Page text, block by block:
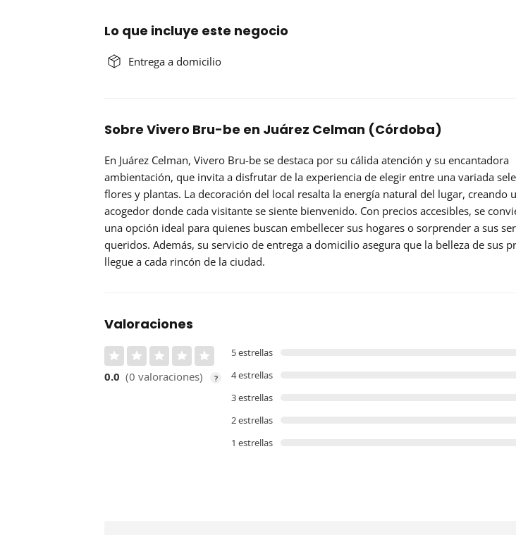
Lo que incluye este negocio
Entrega a domicilio
Sobre Vivero Bru-be en Juárez Celman (Córdoba)
En Juárez Celman, Vivero Bru-be se destaca por su cálida atención y su encantadora
ambientación, que invita a disfrutar de la experiencia de elegir entre una variada
flores y plantas. La decoración del local resalta la energía natural del lugar, creando
acogedor donde cada visitante se siente bienvenido. Con precios accesibles, se
una opción ideal para quienes buscan embellecer sus hogares o sorprender a sus
queridos. Además, su servicio de entrega a domicilio asegura que la belleza de sus
llegue a cada rincón de la ciudad.
Valoraciones
0.0 (0 valoraciones) ?
5 estrellas
4 estrellas
3 estrellas
2 estrellas
1 estrellas